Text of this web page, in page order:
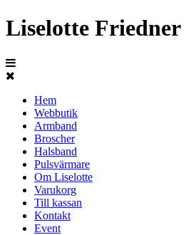
Liselotte Friedner
Hem
Webbutik
Armband
Broscher
Halsband
Pulsvärmare
Om Liselotte
Varukorg
Till kassan
Kontakt
Event